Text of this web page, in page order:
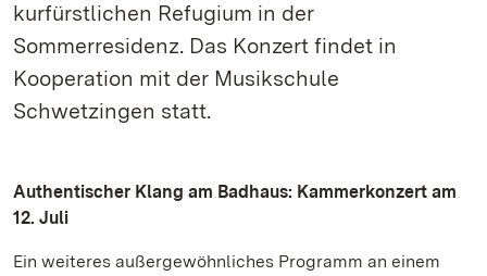
kurfürstlichen Refugium in der
Sommerresidenz. Das Konzert findet in
Kooperation mit der Musikschule
Schwetzingen statt.
Authentischer Klang am Badhaus: Kammerkonzert am
12. Juli
Ein weiteres außergewöhnliches Programm an einem